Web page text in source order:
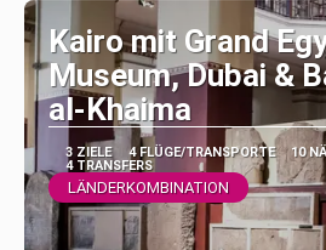
Kairo mit Grand
Museum, Dubai &
al-Khaima
3 ZIELE 4 FLÜGE/TRANSPORTE 10
4 TRANSFERS
LÄNDERKOMBINATION